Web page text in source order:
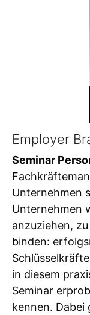
Employer
Seminar
Unternehmen
Unternehmen
anzuziehen,
binden:
in diesem
Seminar
kennen. Dabei